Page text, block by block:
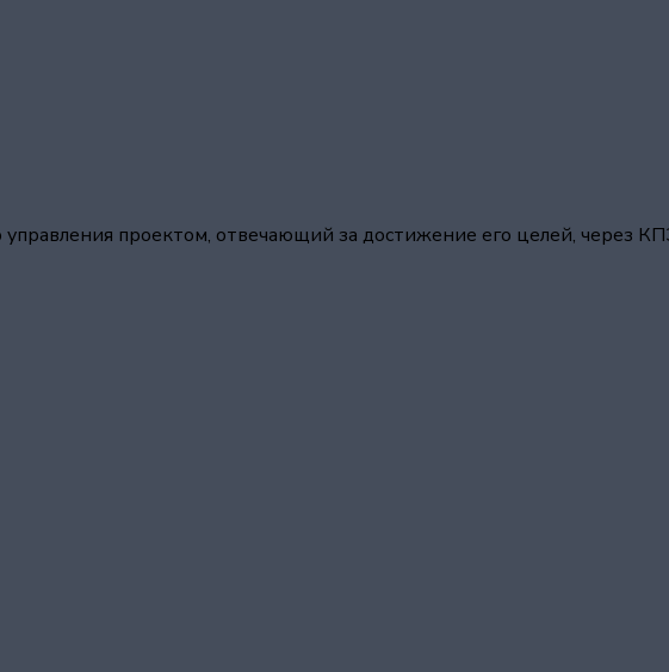
проектом, отвечающий за достижение его целей, через